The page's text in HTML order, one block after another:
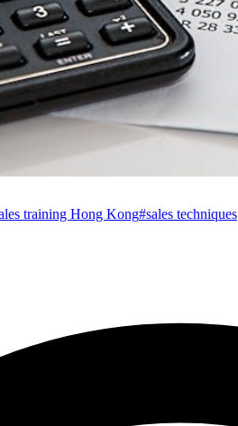
training Hong Kong#sales techniques